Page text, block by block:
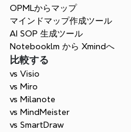
さい。
OPMLからマップ
マインドマップ作成ツール
AI SOP 生成ツール
Notebooklm から Xmindへ
比較する
vs Visio
vs Miro
vs Milanote
vs MindMeister
vs SmartDraw